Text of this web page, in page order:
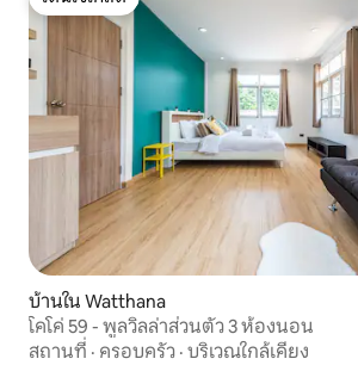
โดนใจเกสต์
บ้านใน Watthana
โคโค่ 59 - พูลวิลล่าส่วนตัว 3 ห้องนอน
สถานที่ · ครอบครัว · บริเวณใกล้เคียง